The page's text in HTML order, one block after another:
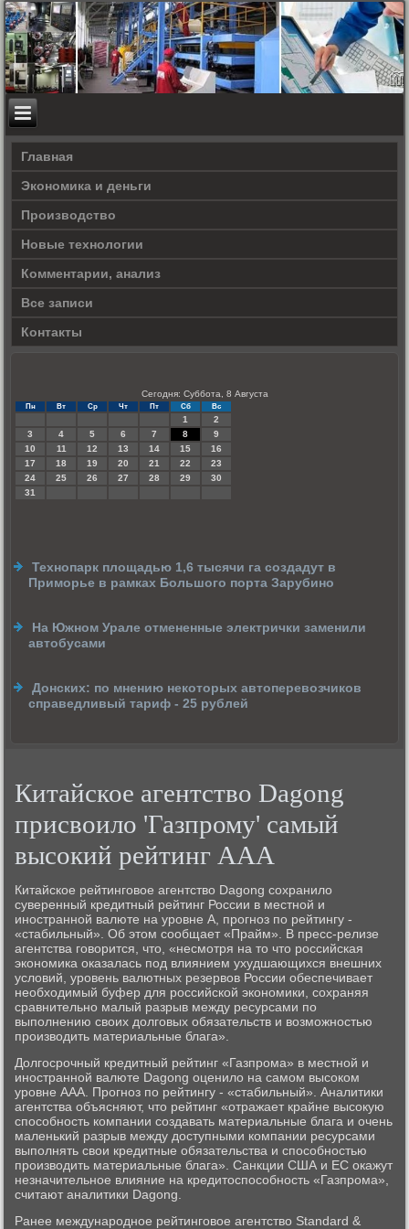
Главная
Экономика и деньги
Производство
Новые технологии
Комментарии, анализ
Все записи
Контакты
Сегодня: Суббота, 8 Августа
Пн Вт Ср Чт Пт Сб Вс
1
2
3
4 5 6 7 8
9
10
11 12 13 14 15
16
17
18 19 20 21 22
23
24
25 26 27 28 29
30
31
Технопарк площадью 1,6 тысячи га создадут в
Приморье в рамках Большого порта Зарубино
На Южном Урале отмененные электрички заменили
автобусами
Донских: по мнению некоторых автоперевозчиков
справедливый тариф - 25 рублей
Китайское агентство Dagong
присвоило 'Газпрому' самый
высокий рейтинг ААА
Китайское рейтинговое агентство Dagong сохранило
суверенный кредитный рейтинг России в местной и
иностранной валюте на уровне А, прогноз по рейтингу -
«стабильный». Об этом сообщает «Прайм». В пресс-релизе
агентства говорится, что, «несмотря на то что российская
экономика оказалась под влиянием ухудшающихся внешних
условий, уровень валютных резервов России обеспечивает
необходимый буфер для российской экономики, сохраняя
сравнительно малый разрыв между ресурсами по
выполнению своих долговых обязательств и возможностью
производить материальные блага».
Долгосрочный кредитный рейтинг «Газпрома» в местной и
иностранной валюте Dagong оценило на самом высоком
уровне ААА. Прогноз по рейтингу - «стабильный». Аналитики
агентства объясняют, что рейтинг «отражает крайне высокую
способность компании создавать материальные блага и очень
маленький разрыв между доступными компании ресурсами
выполнять свои кредитные обязательства и способностью
производить материальные блага». Санкции США и ЕС окажут
незначительное влияние на кредитоспособность «Газпрома»,
считают аналитики Dagong.
Ранее международное рейтинговое агентство Standard &